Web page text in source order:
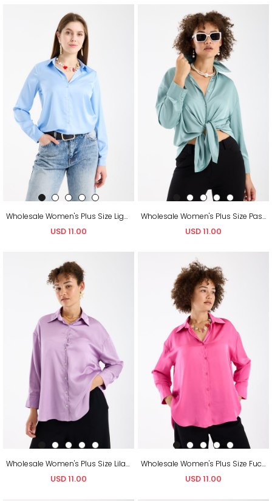
Wholesale Women's Plus Size Light Blue Satin Long-Sleeve Shirt
USD 11.00
Wholesale Women's Plus Size Pastel Mint Satin Long-Sleeve Shirt
USD 11.00
Wholesale Women's Plus Size Lilac Satin Long-Sleeve Shirt
USD 11.00
Wholesale Women's Plus Size Fuchsia Satin Long-Sleeve Shirt
USD 11.00